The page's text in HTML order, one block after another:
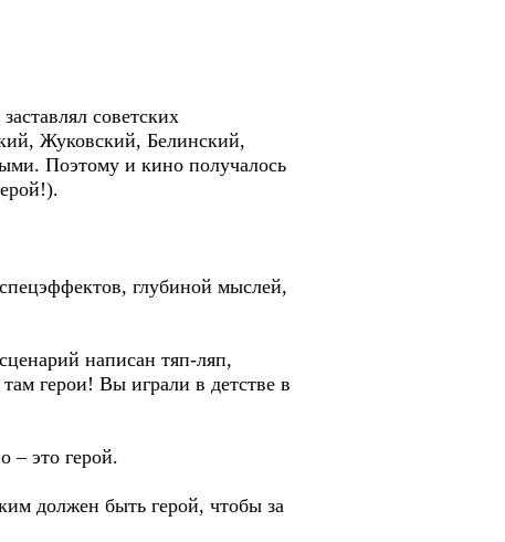
советских
Жуковский, Белинский,
Поэтому и кино получалось
глубиной мыслей,
написан тяп-ляп,
герои! Вы играли в детстве в
– это герой.
должен быть герой, чтобы за